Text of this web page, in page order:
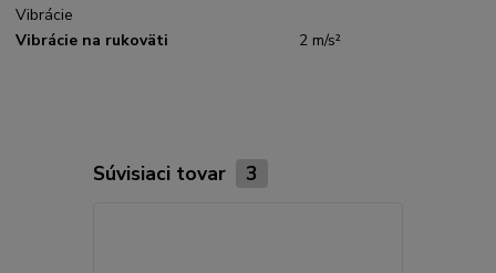
Vibrácie
Vibrácie na rukoväti
2 m/s²
Súvisiaci tovar 3